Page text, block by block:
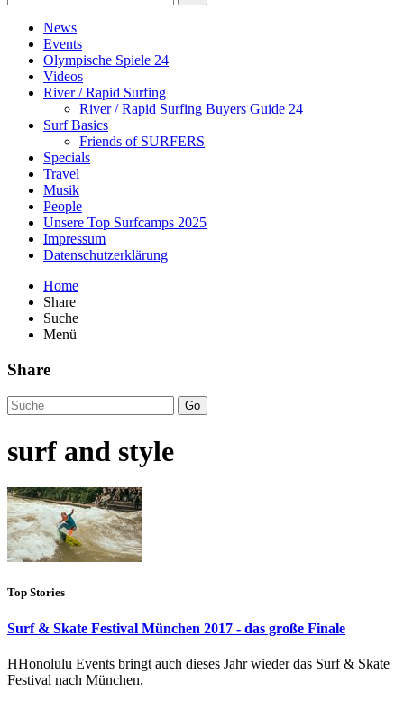
News
Events
Olympische Spiele 24
Videos
River / Rapid Surfing
River / Rapid Surfing Buyers Guide 24
Surf Basics
Friends of SURFERS
Specials
Travel
Musik
People
Unsere Top Surfcamps 2025
Impressum
Datenschutzerklärung
Home
Share
Suche
Menü
Share
Go
surf and style
Top Stories
Surf & Skate Festival München 2017 - das große Finale
HHonolulu Events bringt auch dieses Jahr wieder das Surf & Skate
Festival nach München.